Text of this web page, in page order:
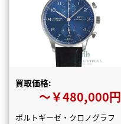
買取価格:
〜￥480,000円
ポルトギーゼ・クロノグラフ